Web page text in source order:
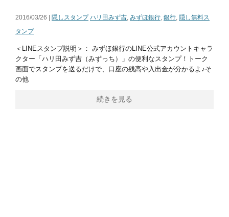
2016/03/26 | 隠しスタンプ ハリ田みず吉, みずほ銀行, 銀行, 隠し無料ス
タンプ
＜LINEスタンプ説明＞： みずほ銀行のLINE公式アカウントキャラ
クター「ハリ田みず吉（みずっち）」の便利なスタンプ！トーク
画面でスタンプを送るだけで、口座の残高や入出金が分かるよ♪そ
の他
続きを見る